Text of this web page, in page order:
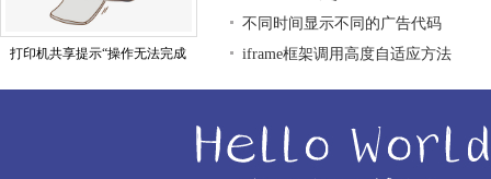
打印机共享提示“操作无法完成
不同时间显示不同的广告代码
iframe框架调用高度自适应方法